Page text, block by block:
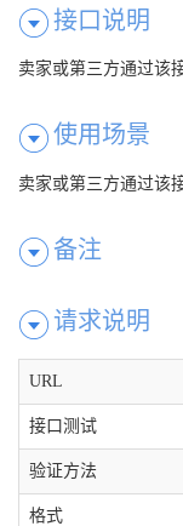
接口说明
卖家或第三方通过该
使用场景
卖家或第三方通过该
备注
请求说明
URL
接口测试
验证方法
格式